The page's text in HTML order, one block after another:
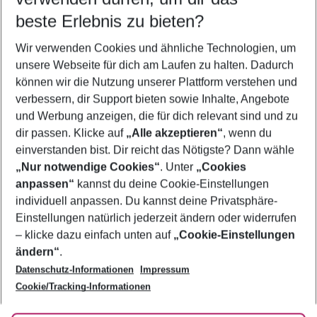
Urlaub Belgien
Familienurlaub Belgien
Flug & Hotel Belgien
Frübucher Angebote Belgien für 2026
Last Minute Belgien
Footer
Footer navigation
Über uns
AGB
Bestpreisgarantie
Cookie-Einstellungen ändern
Cookie-Richtlinie
Agenturbetreuung
Barrierefreies Reisen
Folge uns
beste Erlebnis zu bieten?
Wir verwenden Cookies und ähnliche Technologien, um
unsere Webseite für dich am Laufen zu halten. Dadurch
können wir die Nutzung unserer Plattform verstehen und
verbessern, dir Support bieten sowie Inhalte, Angebote
und Werbung anzeigen, die für dich relevant sind und zu
dir passen. Klicke auf „Alle akzeptieren“, wenn du
einverstanden bist. Dir reicht das Nötigste? Dann wähle
„Nur notwendige Cookies“. Unter „Cookies
anpassen“ kannst du deine Cookie-Einstellungen
individuell anpassen. Du kannst deine Privatsphäre-
Einstellungen natürlich jederzeit ändern oder widerrufen
– klicke dazu einfach unten auf „Cookie-Einstellungen
ändern“.
Datenschutz-Informationen
Impressum
Cookie/Tracking-Informationen